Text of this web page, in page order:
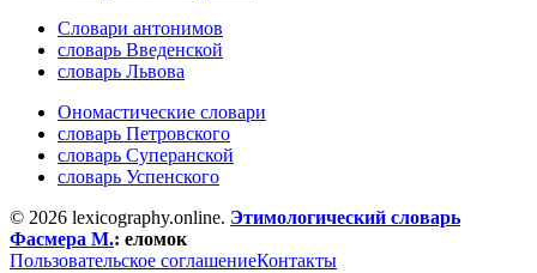
Словари антонимов
словарь Введенской
словарь Львова
Ономастические словари
словарь Петровского
словарь Суперанской
словарь Успенского
© 2026 lexicography.online. Этимологический словарь
Фасмера М.: еломок
Пользовательское соглашениеКонтакты